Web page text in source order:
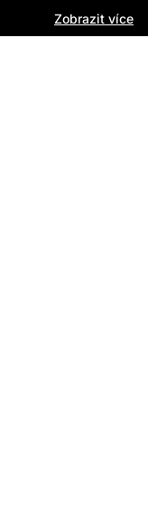
Zobrazit více